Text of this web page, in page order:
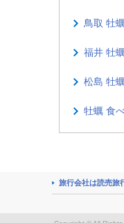
鳥取 牡
福井 牡
松島 牡
牡蠣 食
旅行会社は読売旅